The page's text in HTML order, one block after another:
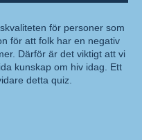
för personer som
för att folk har en negativ
Därför är det viktigt att vi
kunskap om hiv idag. Ett
detta quiz.